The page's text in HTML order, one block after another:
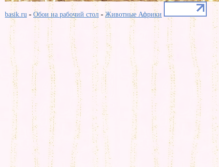
basik.ru - Обои на рабочий стол - Животные Африки